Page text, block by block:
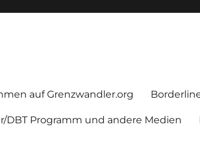
auf Grenzwandler.org
DBT Programm und andere Medien